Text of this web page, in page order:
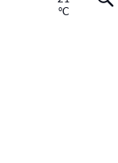
°C